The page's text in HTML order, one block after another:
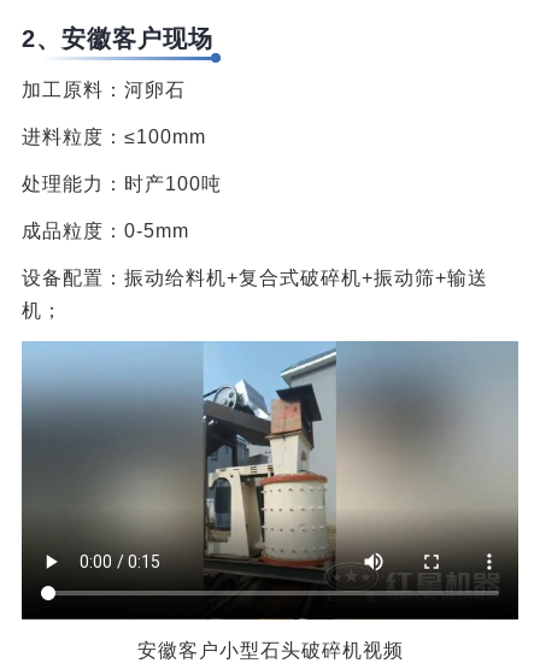
2、安徽客户现场
加工原料：河卵石
进料粒度：≤100mm
处理能力：时产100吨
成品粒度：0-5mm
设备配置：振动给料机+复合式破碎机+振动筛+输送
机；
安徽客户小型石头破碎机视频